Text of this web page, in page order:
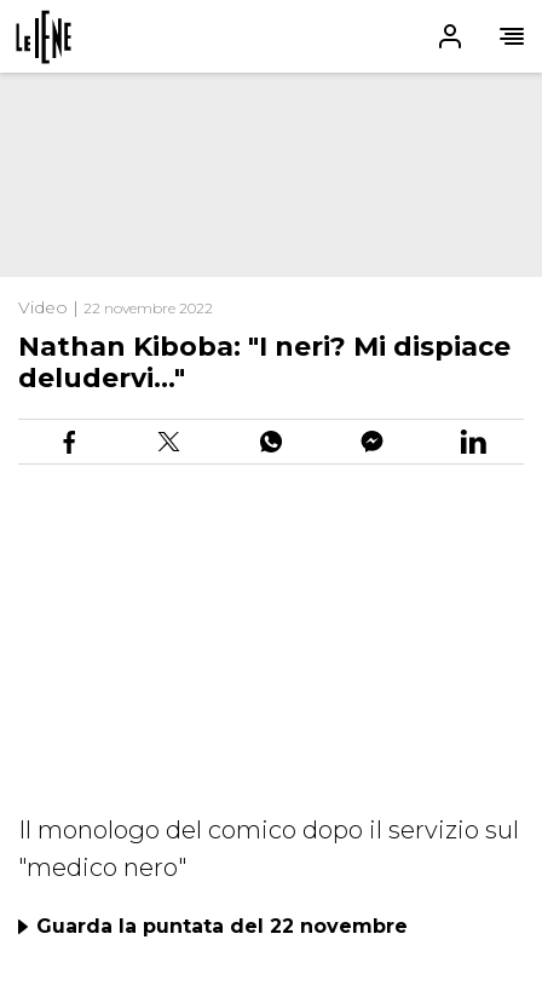
Video | 22 novembre 2022
Nathan Kiboba: "I neri? Mi dispiace
deludervi…"
Il monologo del comico dopo il servizio sul
"medico nero"
Guarda la puntata del 22 novembre